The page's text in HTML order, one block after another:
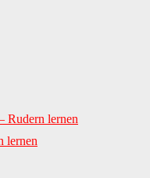
Rudern lernen
lernen